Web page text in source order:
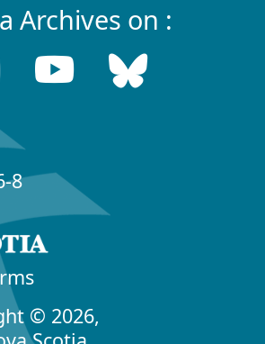
Archives on :
8
© 2026,